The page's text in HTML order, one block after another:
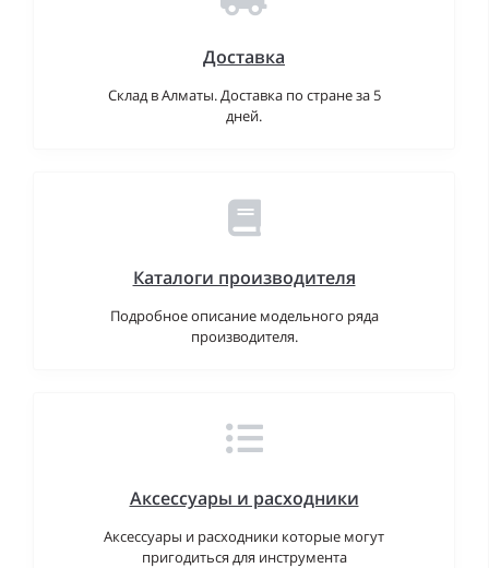
Доставка
Склад в Алматы. Доставка по стране за 5
дней.
Каталоги производителя
Подробное описание модельного ряда
производителя.
Аксессуары и расходники
Аксессуары и расходники которые могут
пригодиться для инструмента